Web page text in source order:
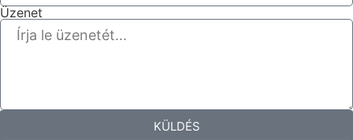
Üzenet
KÜLDÉS